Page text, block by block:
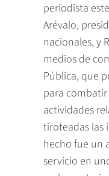
periodista
Arévalo,
nacionales, y
medios de
Pública, que
para
actividades
tiroteadas las
hecho fue un
servicio en